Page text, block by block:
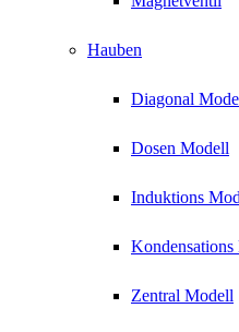
Hauben
Diagonal
Dosen Modell
Induktions
Zentral Modell